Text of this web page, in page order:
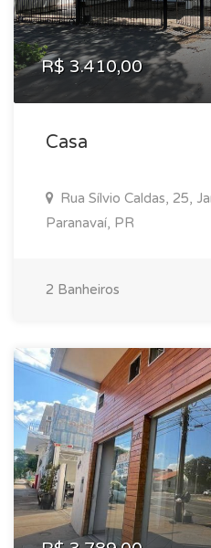
R$ 3.410,00
Casa
Rua Sílvio Caldas, 25,
Paranavaí, PR
2 Banheiros